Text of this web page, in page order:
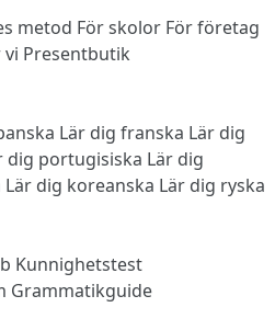
metod För skolor För företag
vi Presentbutik
Lär dig franska Lär dig
dig portugisiska Lär dig
Lär dig koreanska Lär dig ryska
Kunnighetstest
Grammatikguide